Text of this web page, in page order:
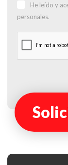
He leído y
personales.